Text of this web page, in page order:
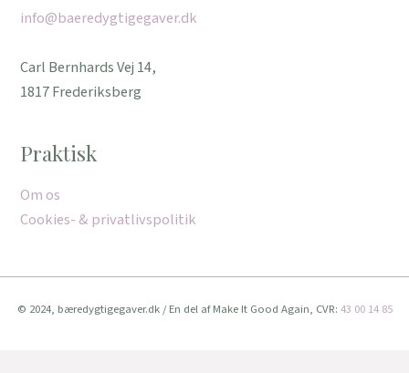
info@baeredygtigegaver.dk
Carl Bernhards Vej 14,
1817 Frederiksberg
Praktisk
Om os
Cookies- & privatlivspolitik
© 2024, bæredygtigegaver.dk / En del af Make It Good Again, CVR: 43 00 14 85